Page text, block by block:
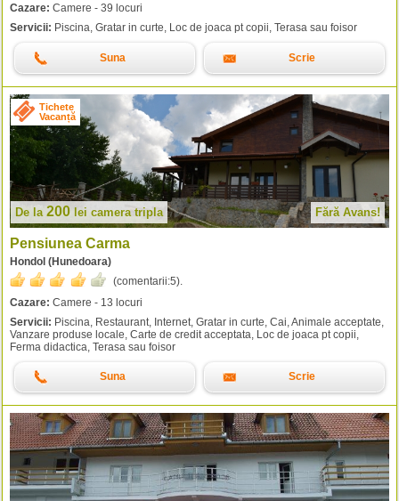
Cazare: Camere - 39 locuri
Servicii: Piscina, Gratar in curte, Loc de joaca pt copii, Terasa sau foisor
Suna Scrie
Tichete
Vacanță
De la 200 lei camera tripla Fără Avans!
Pensiunea Carma
Hondol (Hunedoara)
(comentarii:5).
Cazare: Camere - 13 locuri
Servicii: Piscina, Restaurant, Internet, Gratar in curte, Cai, Animale acceptate,
Vanzare produse locale, Carte de credit acceptata, Loc de joaca pt copii,
Ferma didactica, Terasa sau foisor
Suna Scrie